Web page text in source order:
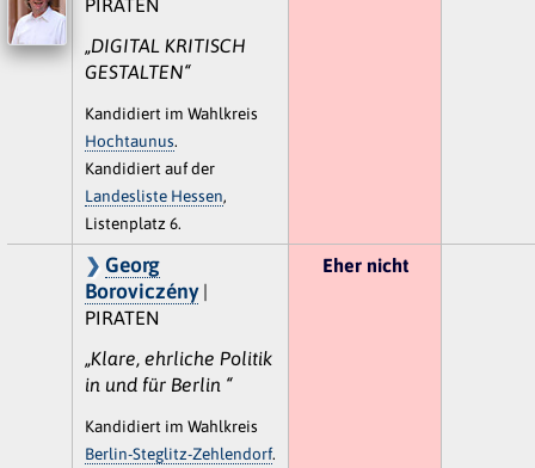
„DIGITAL KRITISCH
GESTALTEN“
Kandidiert im Wahlkreis
Hochtaunus.
Kandidiert auf der
Landesliste Hessen,
Listenplatz 6.
Georg
Boroviczény|
PIRATEN
„Klare, ehrliche Politik
in und für Berlin “
Kandidiert im Wahlkreis
Berlin-Steglitz-Zehlendorf.
Eher nicht